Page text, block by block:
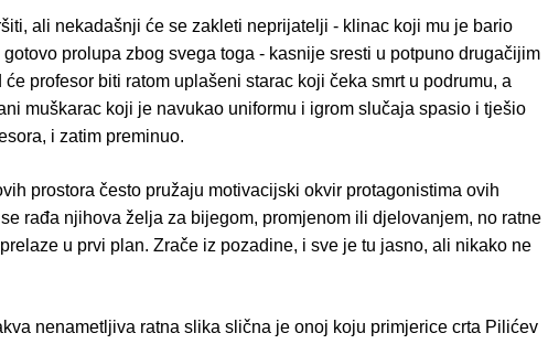
ali nekadašnji će se zakleti neprijatelji - klinac koji mu je bario
gotovo prolupa zbog svega toga - kasnije sresti u potpuno drugačijim
profesor biti ratom uplašeni starac koji čeka smrt u podrumu, a
muškarac koji je navukao uniformu i igrom slučaja spasio i tješio
i zatim preminuo.
prostora često pružaju motivacijski okvir protagonistima ovih
rađa njihova želja za bijegom, promjenom ili djelovanjem, no ratne
u prvi plan. Zrače iz pozadine, i sve je tu jasno, ali nikako ne
nenametljiva ratna slika slična je onoj koju primjerice crta Pilićev